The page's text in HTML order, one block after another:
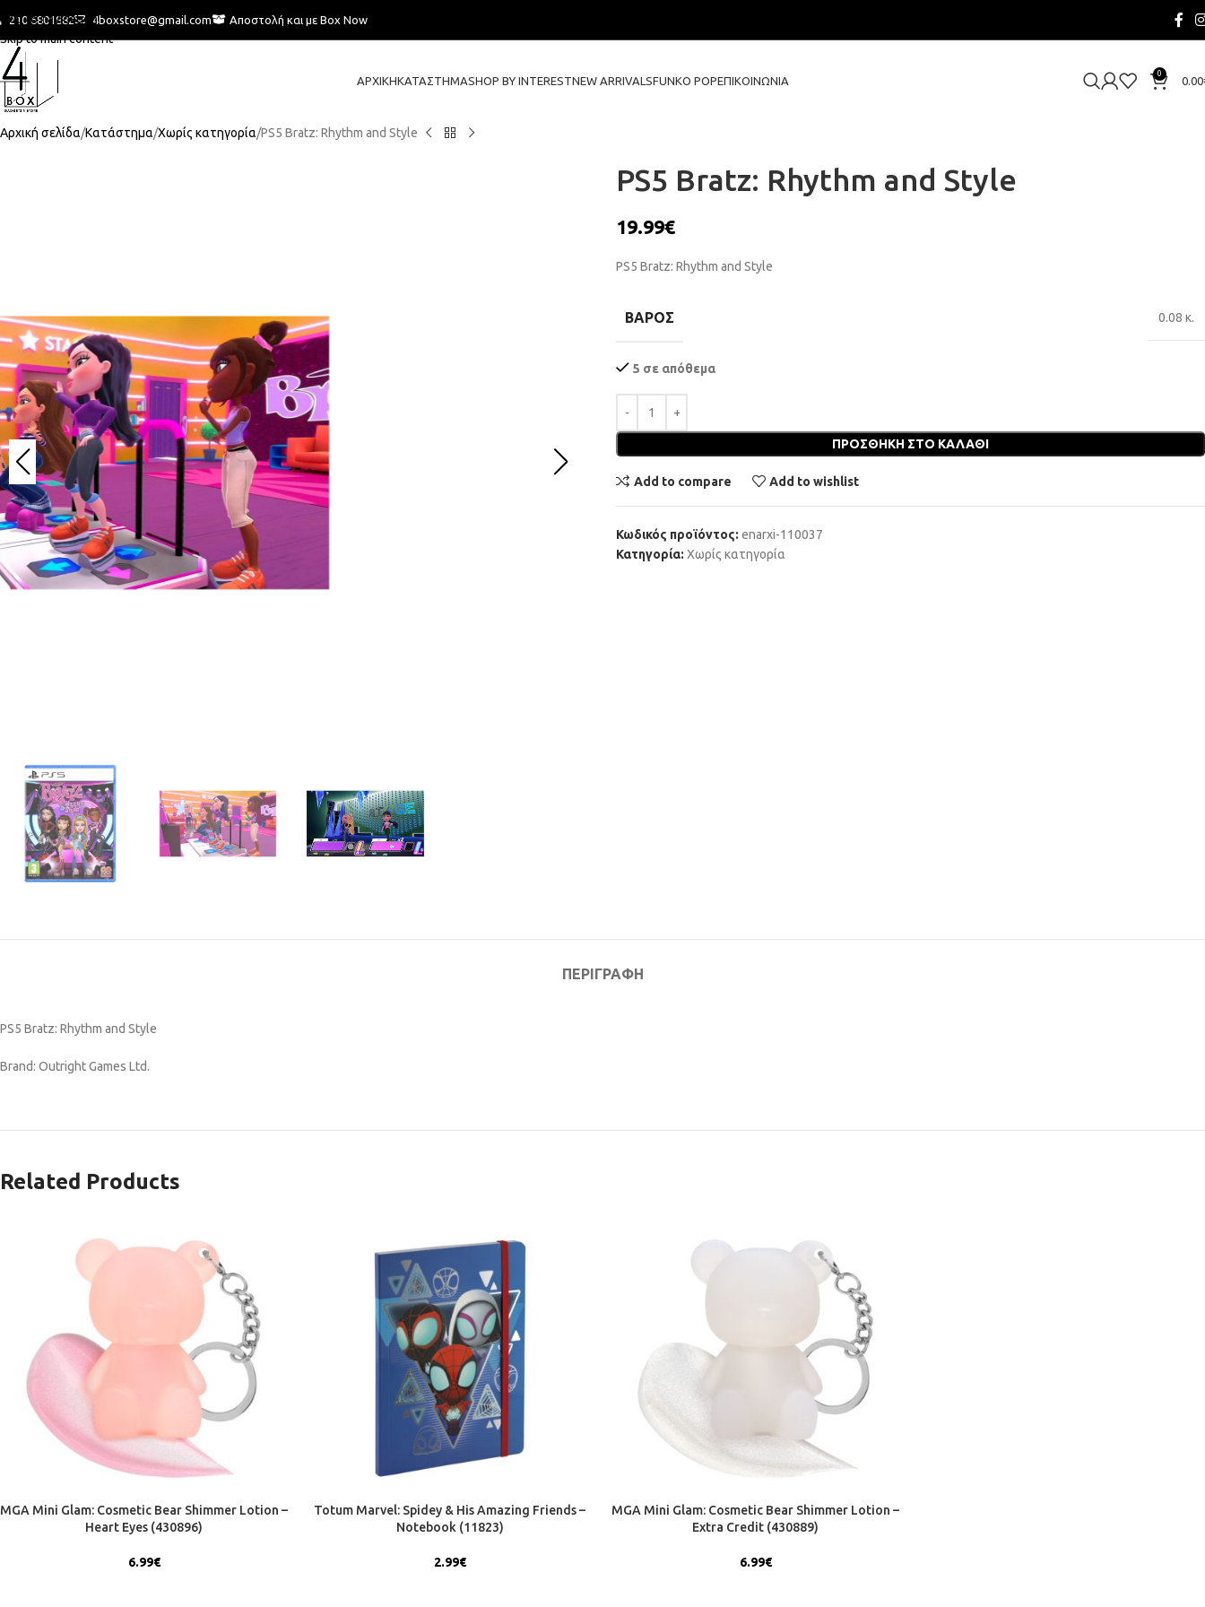
Skip to navigation
Skip to main content
210 6801882 4boxstore@gmail.com Αποστολή και με Box Now
ΑΡΧΙΚΉΚΑΤΆΣΤΗΜΑSHOP BY INTERESTNEW ARRIVALSFUNKO POPΕΠΙΚΟΙΝΩΝΊΑ
0
0.00
Αρχική σελίδα Κατάστημα Χωρίς κατηγορία PS5 Bratz: Rhythm and Style
PS5 Bratz: Rhythm and Style
19.99€
PS5 Bratz: Rhythm and Style
ΒΆΡΟΣ 0.08 κ.
5 σε απόθεμα
ΠΡΟΣΘΉΚΗ ΣΤΟ ΚΑΛΆΘΙ
Add to compare Add to wishlist
Κωδικός προϊόντος: enarxi-110037
Κατηγορία: Χωρίς κατηγορία
ΠΕΡΙΓΡΑΦΉ
PS5 Bratz: Rhythm and Style
Brand: Outright Games Ltd.
Related Products
MGA Mini Glam: Cosmetic Bear Shimmer Lotion –
Heart Eyes (430896)
6.99€
Totum Marvel: Spidey & His Amazing Friends –
Notebook (11823)
2.99€
MGA Mini Glam: Cosmetic Bear Shimmer Lotion –
Extra Credit (430889)
6.99€